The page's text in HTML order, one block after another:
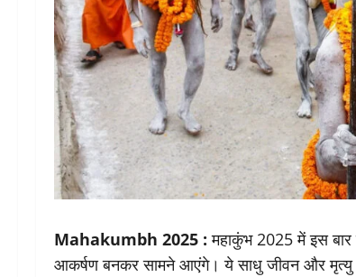
Mahakumbh 2025 : महाकुंभ 2025 में इस
आकर्षण बनकर सामने आएंगे। ये साधु जीवन और मृत्यु